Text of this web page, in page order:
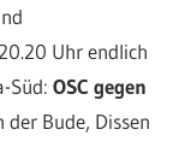
Uhr endlich
Süd:OSC gegen
Bude, Dissen